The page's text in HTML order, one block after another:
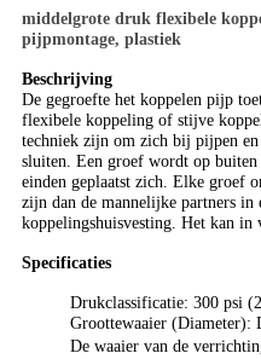
middelgrote druk flexibele
pijpmontage, plastiek
Beschrijving
De gegroefte het koppelen pijp
flexibele koppeling of stijve
techniek zijn om zich bij pijpen en
sluiten. Een groef wordt op
einden geplaatst zich. Elke groef
zijn dan de mannelijke partners in
koppelingshuisvesting. Het kan in
Specificaties
Drukclassificatie: 300 psi
Groottewaaier (Diameter):
De waaier van de